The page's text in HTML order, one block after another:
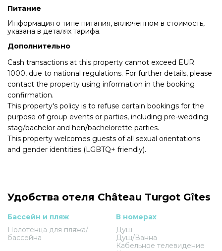
Питание
Информация о типе питания, включенном в стоимость,
указана в деталях тарифа.
Дополнительно
Cash transactions at this property cannot exceed EUR
1000, due to national regulations. For further details, please
contact the property using information in the booking
confirmation.
This property's policy is to refuse certain bookings for the
purpose of group events or parties, including pre-wedding
stag/bachelor and hen/bachelorette parties.
This property welcomes guests of all sexual orientations
and gender identities (LGBTQ+ friendly).
Удобства отеля Château Turgot Gîtes
Бассейн и пляж
Полотенца для пляжа/
бассейна
В номерах
Душ
Душ/Ванна
Кабельное телевидение